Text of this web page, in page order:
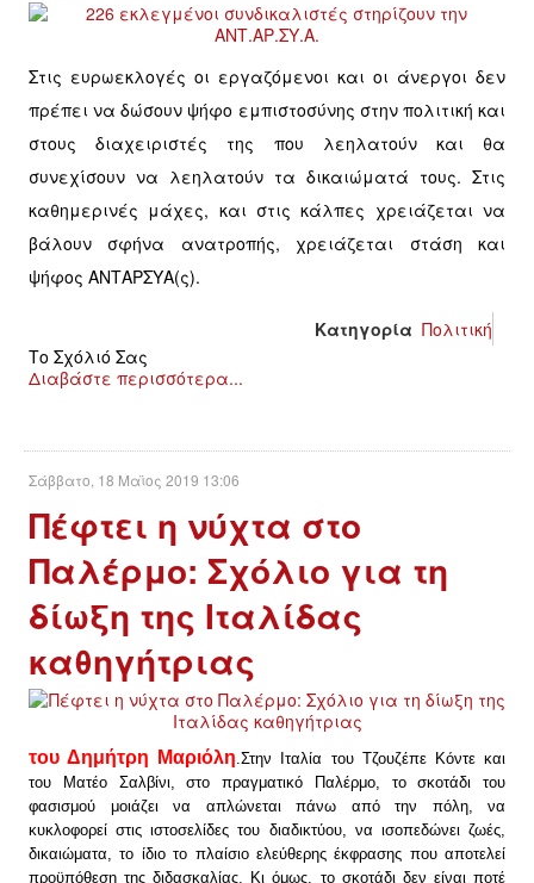
Στις ευρωεκλογές οι εργαζόμενοι και οι άνεργοι δεν
πρέπει να δώσουν ψήφο εμπιστοσύνης στην πολιτική και
στους διαχειριστές της που λεηλατούν και θα
συνεχίσουν να λεηλατούν τα δικαιώματά τους. Στις
καθημερινές μάχες, και στις κάλπες χρειάζεται να
βάλουν σφήνα ανατροπής, χρειάζεται στάση και
ψήφος ΑΝΤΑΡΣΥΑ(ς).
Κατηγορία Πολιτική
Το Σχόλιό Σας
Διαβάστε περισσότερα...
Σάββατο, 18 Μαϊος 2019 13:06
Πέφτει η νύχτα στο
Παλέρμο: Σχόλιο για τη
δίωξη της Ιταλίδας
καθηγήτριας
του Δημήτρη Μαριόλη .Στην Ιταλία του Τζουζέπε Κόντε και
του Ματέο Σαλβίνι, στο πραγματικό Παλέρμο, το σκοτάδι του
φασισμού μοιάζει να απλώνεται πάνω από την πόλη, να
κυκλοφορεί στις ιστοσελίδες του διαδικτύου, να ισοπεδώνει ζωές,
δικαιώματα, το ίδιο το πλαίσιο ελεύθερης έκφρασης που αποτελεί
προϋπόθεση της διδασκαλίας. Κι όμως, το σκοτάδι δεν είναι ποτέ